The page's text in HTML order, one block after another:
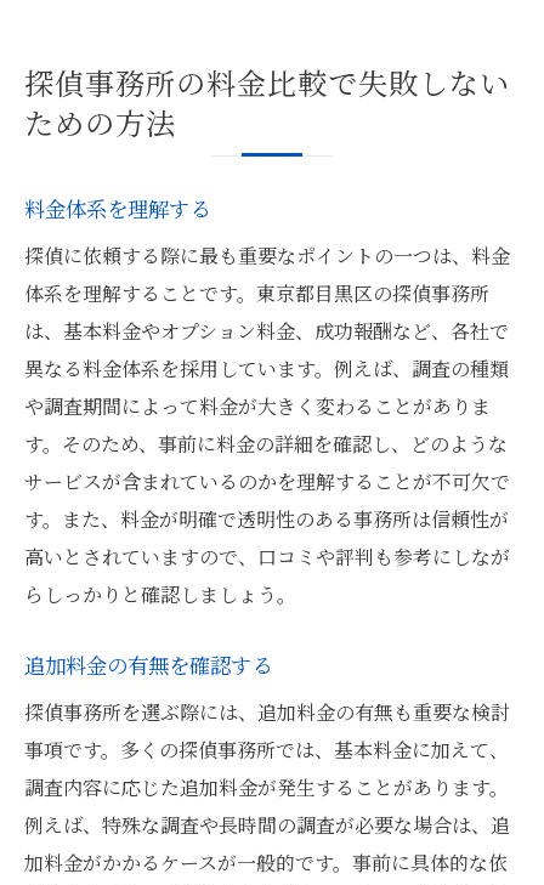
契約内容をしっかり確認する
実績と口コミで探偵事務所を評価する重要性
実績を示す具体例を確認する
口コミサイトの活用方法
他の利用者の評価を確認する
実績の信頼性をチェックする
口コミの信頼性を見極める
実績と口コミの総合評価
目黒区で信頼できる探偵事務所を見つけるため
のステップ
初めに情報収集を行う
気になる事務所のリストアップ
直接相談してみる
比較検討する
最終的に信頼できる事務所を決定する
サービス内容の違いを把握して探偵事務所を選
ぶコツ
提供するサービスの種類を確認する
特定のサービスに強い事務所を探す
探偵事務所の料金比較で失敗しない
ための方法
料金体系を理解する
探偵に依頼する際に最も重要なポイントの一つは、料金
体系を理解することです。東京都目黒区の探偵事務所
は、基本料金やオプション料金、成功報酬など、各社で
異なる料金体系を採用しています。例えば、調査の種類
や調査期間によって料金が大きく変わることがありま
す。そのため、事前に料金の詳細を確認し、どのような
サービスが含まれているのかを理解することが不可欠で
す。また、料金が明確で透明性のある事務所は信頼性が
高いとされていますので、口コミや評判も参考にしなが
らしっかりと確認しましょう。
追加料金の有無を確認する
探偵事務所を選ぶ際には、追加料金の有無も重要な検討
事項です。多くの探偵事務所では、基本料金に加えて、
調査内容に応じた追加料金が発生することがあります。
例えば、特殊な調査や長時間の調査が必要な場合は、追
加料金がかかるケースが一般的です。事前に具体的な依